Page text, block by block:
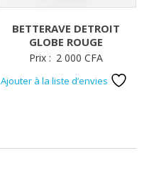
BETTERAVE DETROIT
GLOBE ROUGE
Prix : 2 000CFA
Ajouter à la liste d’envies